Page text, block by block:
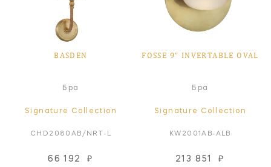
BASDEN
Бра
Signature Collection
CHD2080AB/NRT-L
66 192 ₽
FOSSE 9" INVERTABLE OVAL
Бра
Signature Collection
KW2001AB-ALB
213 851 ₽